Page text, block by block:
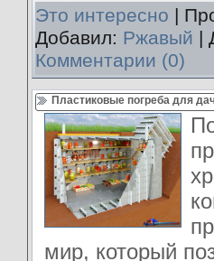
Это интересно |
Добавил: Ржавый |
Комментарии (0)
Пластиковые погреба для
мир, который